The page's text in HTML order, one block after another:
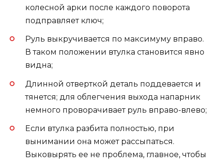
колесной арки после каждого поворота
подправляет ключ;
Руль выкручивается по максимуму вправо.
В таком положении втулка становится явно
видна;
Длинной отверткой деталь поддевается и
тянется; для облегчения выхода напарник
немного проворачивает руль вправо-влево;
Если втулка разбита полностью, при
вынимании она может рассыпаться.
Выковырять ее не проблема, главное, чтобы